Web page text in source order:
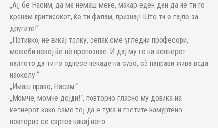
„Ај, бе Насим, да ме немаш мене, макар еден ден да не ти го
кренам притисокот, ќе ти фалам, признај! Што ти е гајле за
другите!“
„Потивко, не викај толку, сепак сме угледни професори,
можеби некој ќе нѐ препознае. И дај му го на келнерот
палтото да ти го однесе некаде на суво, сѐ направи жива вода
наоколу!“
„Имаш право, Насим.“
„Момче, момче дојди!“, повторно гласно му довика на
келнерот како само тој да е тука и гостите намуртено
повторно се свртеа накај него.